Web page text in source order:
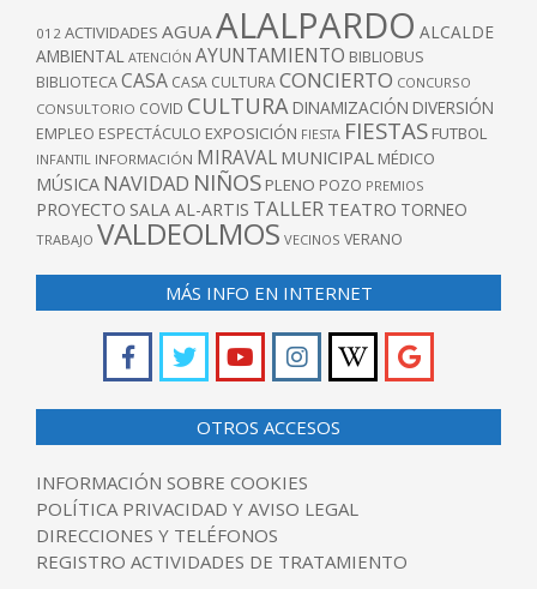
012 ACTIVIDADES AGUAALALPARDO ALCALDE
AMBIENTAL ATENCIÓN AYUNTAMIENTO BIBLIOBUS
BIBLIOTECACASA CASA CULTURACONCIERTO CONCURSO
CONSULTORIO COVID CULTURA DINAMIZACIÓN DIVERSIÓN
EMPLEO ESPECTÁCULO EXPOSICIÓN FIESTA FIESTAS FUTBOL
INFANTIL INFORMACIÓN MIRAVAL MUNICIPAL MÉDICO
MÚSICA NAVIDAD NIÑOS PLENO POZO PREMIOS
PROYECTO SALA AL-ARTIS TALLER TEATRO TORNEO
TRABAJO VALDEOLMOS VECINOS VERANO
MÁS INFO EN INTERNET
OTROS ACCESOS
INFORMACIÓN SOBRE COOKIES
POLÍTICA PRIVACIDAD Y AVISO LEGAL
DIRECCIONES Y TELÉFONOS
REGISTRO ACTIVIDADES DE TRATAMIENTO